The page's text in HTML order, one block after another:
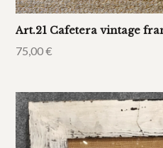
Art.21 Cafetera vintage
75,00€